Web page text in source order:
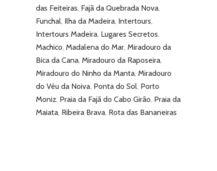
das Feiteiras, Fajã da Quebrada Nova,
Funchal, Ilha da Madeira, Intertours,
Intertours Madeira, Lugares Secretos,
Machico, Madalena do Mar, Miradouro da
Bica da Cana, Miradouro da Raposeira,
Miradouro do Ninho da Manta, Miradouro
do Véu da Noiva, Ponta do Sol, Porto
Moniz, Praia da Fajã do Cabo Girão, Praia da
Maiata, Ribeira Brava, Rota das Bananeiras